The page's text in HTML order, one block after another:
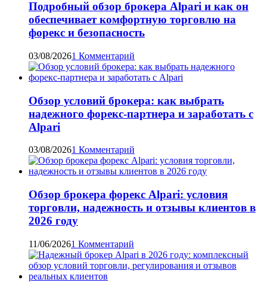
Подробный обзор брокера Alpari и как он
обеспечивает комфортную торговлю на
форекс и безопасность
03/08/20261 Комментарий
Обзор условий брокера: как выбрать
надежного форекс-партнера и заработать с
Alpari
03/08/20261 Комментарий
Обзор брокера форекс Alpari: условия
торговли, надежность и отзывы клиентов в
2026 году
11/06/20261 Комментарий